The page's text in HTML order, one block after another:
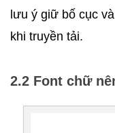
lưu ý giữ bố cục
khi truyền tải.
2.2 Font chữ